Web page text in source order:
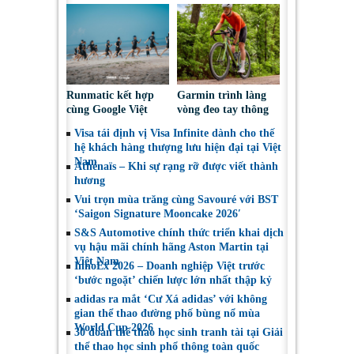
chọn sáng suốt
thoại chính sách về
an toàn xe mô tô
Runmatic kết hợp
cùng Google Việt
AI vào huấn luyện
Hybrid Training
thực tế
Garmin trình làng
vòng đeo tay thông
tầm sức khỏe, trọn
đời không phí duy
trì
Visa tái định vị Visa Infinite dành cho thế
hệ khách hàng thượng lưu hiện đại tại Việt
Nam
Athénaïs – Khi sự rạng rỡ được viết thành
hương
Vui trọn mùa trăng cùng Savouré với BST
‘Saigon Signature Mooncake 2026′
S&S Automotive chính thức triển khai dịch
vụ hậu mãi chính hãng Aston Martin tại
Việt Nam
InnoEx 2026 – Doanh nghiệp Việt trước
‘bước ngoặt’ chiến lược lớn nhất thập kỷ
adidas ra mắt ‘Cư Xá adidas’ với không
gian thể thao đường phố bùng nổ mùa
World Cup 2026
30 đoàn thể thao học sinh tranh tài tại Giải
thể thao học sinh phổ thông toàn quốc